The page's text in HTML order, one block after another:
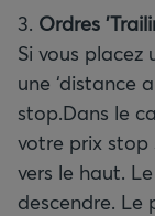
3. Ordres
Si vous
une ‘distance
stop.Dans le
votre prix stop
vers le haut.
descendre. Le